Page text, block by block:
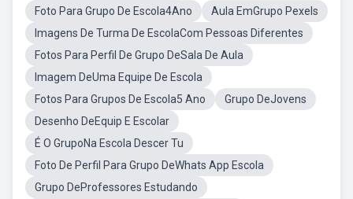
Foto Para Grupo De Escola4Ano
Aula EmGrupo Pexels
Imagens De Turma De EscolaCom Pessoas Diferentes
Fotos Para Perfil De Grupo DeSala De Aula
Imagem DeUma Equipe De Escola
Fotos Para Grupos De Escola5 Ano
Grupo DeJovens
Desenho DeEquip E Escolar
É O GrupoNa Escola Descer Tu
Foto De Perfil Para Grupo DeWhats App Escola
Grupo DeProfessores Estudando